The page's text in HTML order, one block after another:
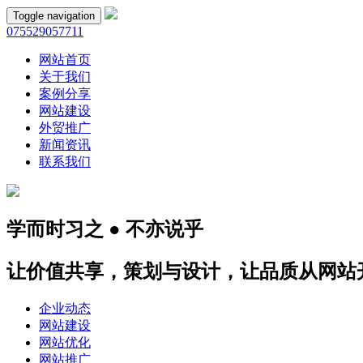
Toggle navigation
075529057711
网站首页
关于我们
案例分享
网站建设
外贸推广
新闻资讯
联系我们
学而时习之 ● 不亦说乎
让价值共享，策划与设计，让品质从网站
企业动态
网站建设
网站优化
网站推广